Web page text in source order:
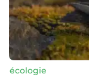
écologie